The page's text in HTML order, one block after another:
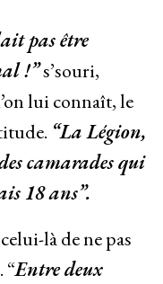
pas être
!”s’souri,
lui connaît, le
“La Légion,
camarades qui
18 ans”.
là de ne pas
“Entre deux